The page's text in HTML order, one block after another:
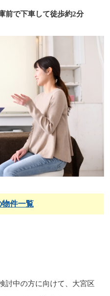
前で下車して徒歩約2分
物件一覧
討中の方に向けて、大宮区